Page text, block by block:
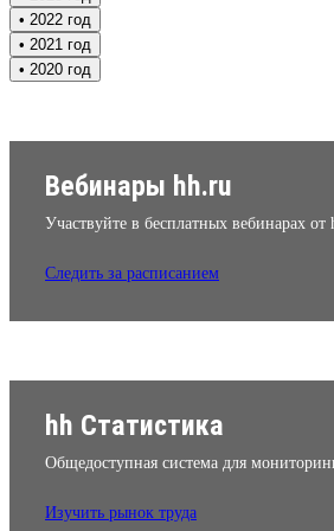
• 2022 год
• 2021 год
• 2020 год
Вебинары hh.ru
Участвуйте в бесплатных вебинарах
Следить за расписанием
hh Статистика
Общедоступная система для
Изучить рынок труда